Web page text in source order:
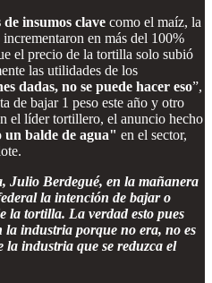
de insumos clave como el maíz, la
en más del 100%
el precio de la tortilla solo subió
las utilidades de los
dadas, no se puede hacer eso”,
de bajar 1 peso este año y otro
el líder tortillero, el anuncio hecho
un balde de agua" en el sector,
Julio Berdegué, en la mañanera
la intención de bajar o
la tortilla. La verdad esto pues
la industria porque no era, no es
la industria que se reduzca el